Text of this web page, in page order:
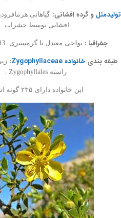
تولیدمثل و گرده افشانی:گیاهانی
افشانی توسط حشرات.
جغرافیا : نواحی معتدل تا گرمسیری. X=6, 8-13(+) .
طبقه بندی خانواده Zygophyllaceae :
راسته Zygophyllales .
این خانواده دارای ۲۳۵ گونه است.